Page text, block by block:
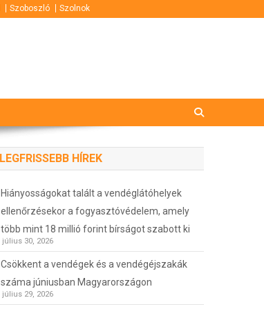
Szoboszló Szolnok
LEGFRISSEBB HÍREK
Hiányosságokat talált a vendéglátóhelyek
ellenőrzésekor a fogyasztóvédelem, amely
több mint 18 millió forint bírságot szabott ki
július 30, 2026
Csökkent a vendégek és a vendégéjszakák
száma júniusban Magyarországon
július 29, 2026